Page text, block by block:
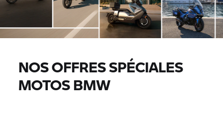
NOS OFFRES SPÉCIALES
MOTOS BMW